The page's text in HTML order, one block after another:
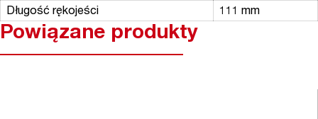
Długość rękojeści
111 mm
Powiązane produkty